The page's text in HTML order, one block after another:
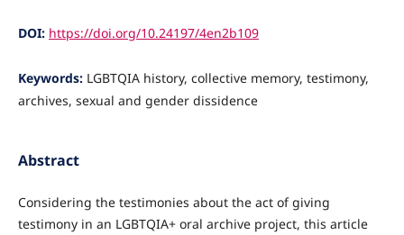
DOI: https://doi.org/10.24197/4en2b109
Keywords: LGBTQIA history, collective memory, testimony,
archives, sexual and gender dissidence
Abstract
Considering the testimonies about the act of giving
testimony in an LGBTQIA+ oral archive project, this article